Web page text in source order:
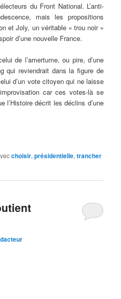
du Front National. L’anti-
mais les propositions
et Joly, un véritable « trou noir »
d’une nouvelle France.
de l’amertume, ou pire, d’une
qui reviendrait dans la figure de
d’un vote citoyen qui ne laisse
car ces votes-là se
l’Histoire décrit les déclins d’une
choisir,présidentielle,trancher